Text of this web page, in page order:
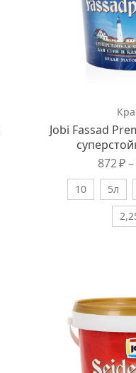
Jobi Fassad
872₽ –
10 5л